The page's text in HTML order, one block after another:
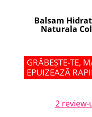
Balsam
Naturala
GRĂBEȘTE-TE,
EPUIZEAZĂ
2 review-